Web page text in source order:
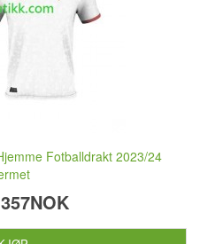
Fotballdrakt 2023/24
357NOK